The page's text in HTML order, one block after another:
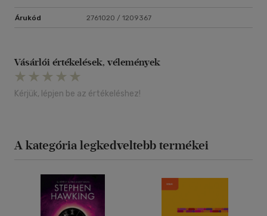
Árukód 2761020 / 1209367
Vásárlói értékelések, vélemények
Kérjük, lépjen be az értékeléshez!
A kategória legkedveltebb termékei